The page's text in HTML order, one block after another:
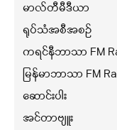
မာလ်တီမီဒီယာ
ရုပ်သံအစီအစဉ်
ကရင်နီဘာသာ FM
မြန်မာဘာသာ FM
ဆောင်းပါး
အင်တာဗျူး